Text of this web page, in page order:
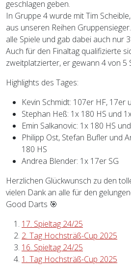
geschlagen geben.
In Gruppe 4 wurde mit Tim
aus unseren Reihen
alle Spiele und gab dabei auch nur
Auch für den Finaltag qualifizierte
zweitplatzierter, er gewann 4 von 5
Highlights des Tages:
Kevin Schmidt: 107er HF, 17er
Stephan Heß: 1x 180 HS und
Emin Salkanovic: 1x 180 HS
Philipp Ost, Stefan Bufler und
180 HS
Andrea Blender: 1x 17er SG
Herzlichen Glückwunsch zu den
vielen Dank an alle für den
Good Darts 🎯
17. Spieltag 24/25
2. Tag Hochsträß-Cup 2025
16. Spieltag 24/25
1. Tag Hochsträß-Cup 2025